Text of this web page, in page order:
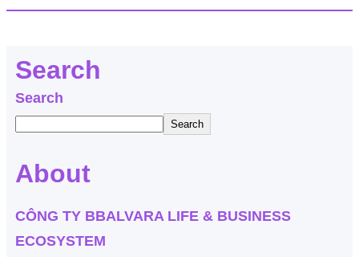
Search
Search
Search
About
CÔNG TY BBALVARA LIFE & BUSINESS
ECOSYSTEM